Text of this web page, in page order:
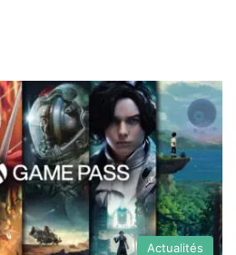
Actualités